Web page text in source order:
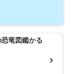
竜図鑑かる